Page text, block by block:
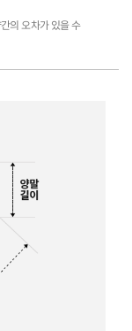
의 오차가 있을 수